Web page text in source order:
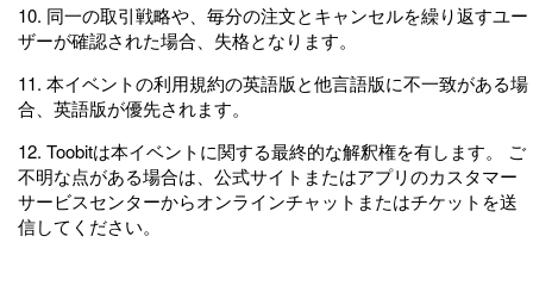
10. 同一の取引戦略や、毎分の注文とキャンセルを繰り返すユー
ザーが確認された場合、失格となります。
11. 本イベントの利用規約の英語版と他言語版に不一致がある場
合、英語版が優先されます。
12. Toobitは本イベントに関する最終的な解釈権を有します。 ご
不明な点がある場合は、公式サイトまたはアプリのカスタマー
サービスセンターからオンラインチャットまたはチケットを送
信してください。